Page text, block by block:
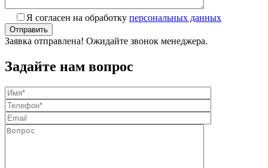
Я согласен на обработку персональных данных
Заявка отправлена! Ожидайте звонок менеджера.
Задайте нам вопрос